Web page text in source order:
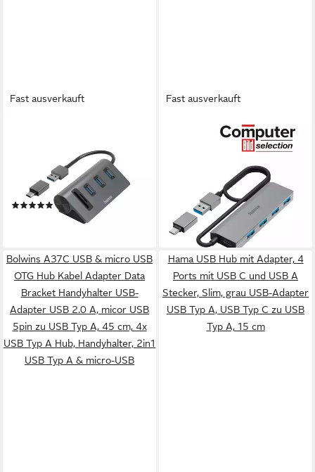
Fast ausverkauft
3x USB A, SD, microSD, USB
C Adapter USB-Adapter USB
Typ A, USB-C
(6)
Fast ausverkauft
USB Hub mit Netzteil und
USB C und USB Typ A USB-
Adapter USB Typ A, USB Typ
C zu USB Typ A, 100 cm
ab 37,51 €
lieferbar - in 2-3 Werktagen bei dir
Bolwins A37C USB & micro USB
OTG Hub Kabel Adapter Data
Bracket Handyhalter USB-
Adapter USB 2.0 A, micor USB
5pin zu USB Typ A, 45 cm, 4x
USB Typ A Hub, Handyhalter, 2in1
USB Typ A & micro-USB
Hama USB Hub mit Adapter, 4
Ports mit USB C und USB A
Stecker, Slim, grau USB-Adapter
USB Typ A, USB Typ C zu USB
Typ A, 15 cm